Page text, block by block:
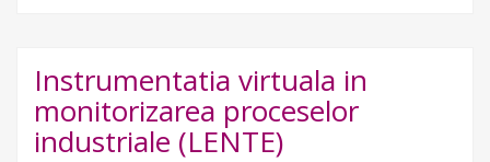
Instrumentatia virtuala in
monitorizarea proceselor
industriale (LENTE)